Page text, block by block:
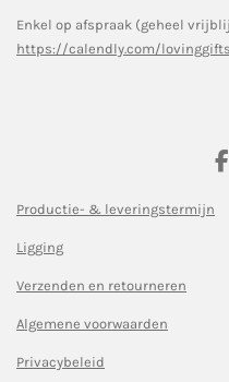
Enkel op afspraak (geheel
https://calendly.com/
F
Productie- & leveringstermijn
Ligging
Verzenden en retourneren
Algemene voorwaarden
Privacybeleid